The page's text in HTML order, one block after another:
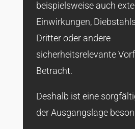
beispielsweise auch
Einwirkungen,
Dritter oder andere
sicherheitsrelevante
Betracht.
Deshalb ist eine
der Ausgangslage